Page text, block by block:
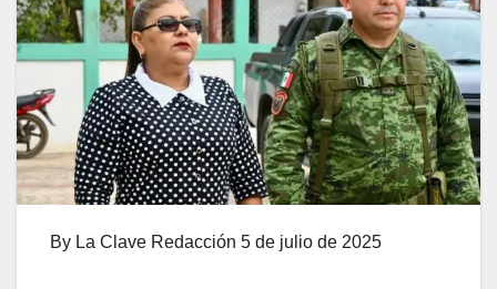
By La Clave Redacción 5 de julio de 2025